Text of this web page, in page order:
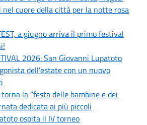
cuore della città per la notte rosa
a giugno arriva il primo festival
2026: San Giovanni Lupatoto
dell'estate con un nuovo
la “festa delle bambine e dei
dedicata ai più piccoli
ospita il IV torneo